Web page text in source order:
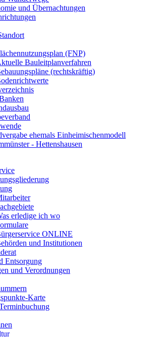
und Übernachtungen
(FNP)
Bauleitplanverfahren
(rechtskräftig)
ehemals Einheimischenmodell
- Hettenshausen
erledige ich wo
ONLINE
und Institutionen
Entsorgung
und Verordnungen
Karte